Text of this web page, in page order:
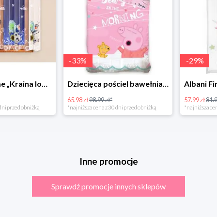
Firanka 4Home „Kraina lodu” (Frozen)
obniżką
%
Dziecięca pościel bawełniana do łóżeczka Świnka Peppa
65.98 zł98.99 zł*
*najniższa cena z 30 dni przed obniżką
%
57.99 zł81.99 zł*
*najniższa cena z
Inne promocje
Sprawdź promocje innych sklepów